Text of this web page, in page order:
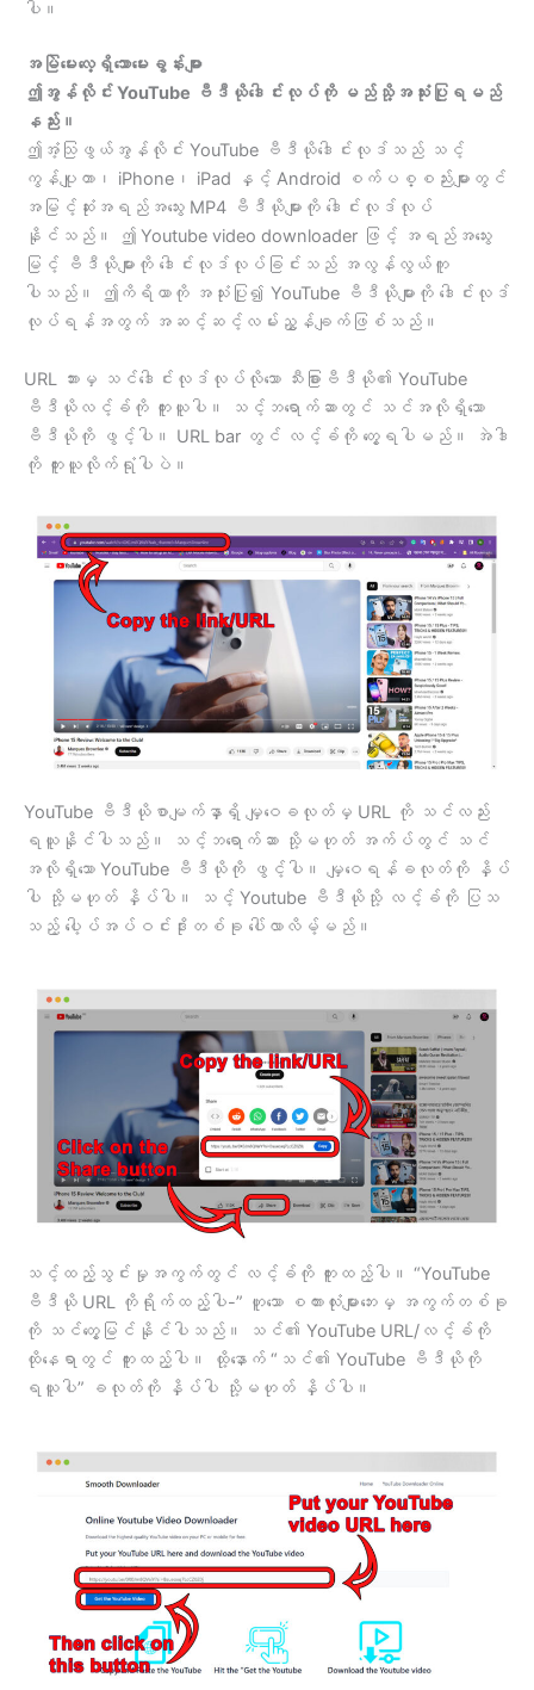
ပါ။
အမြဲမေးလေ့ရှိသောမေးခွန်းများ
ဤအွန်လိုင်း YouTube ဗီဒီယိုဒေါင်းလုပ်ကို မည်သို့အသုံးပြုရမည်
နည်း။
ဤအံ့သြဖွယ်အွန်လိုင်း YouTube ဗီဒီယိုဒေါင်းလုဒ်သည် သင့်
ကွန်ပျူတာ၊ iPhone၊ iPad နှင့် Android စက်ပစ္စည်းများတွင်
အမြင့်ဆုံးအရည်အသွေး MP4 ဗီဒီယိုများကို ဒေါင်းလုဒ်လုပ်
နိုင်သည်။ ဤ Youtube video downloader ဖြင့် အရည်အသွေး
မြင့် ဗီဒီယိုများကို ဒေါင်းလုဒ်လုပ်ခြင်းသည် အလွန်လွယ်ကူ
ပါသည်။ ဤကိရိယာကို အသုံးပြု၍ YouTube ဗီဒီယိုများကို ဒေါင်းလုဒ်
လုပ်ရန်အတွက် အဆင့်ဆင့်လမ်းညွှန်ချက်ဖြစ်သည်။
URL ဘားမှ သင်ဒေါင်းလုဒ်လုပ်လိုသော သီးခြားဗီဒီယို၏ YouTube
ဗီဒီယိုလင့်ခ်ကို ကူးယူပါ။ သင့်ဘရောက်ဆာတွင် သင်အလိုရှိသော
ဗီဒီယိုကို ဖွင့်ပါ။ URL bar တွင် လင့်ခ်ကို တွေ့ရပါမည်။ အဲဒါ
ကို ကူးယူလိုက်ရုံပါပဲ။
YouTube ဗီဒီယိုစာမျက်နှာရှိ မျှဝေခလုတ်မှ URL ကို သင်လည်း
ရယူနိုင်ပါသည်။ သင့်ဘရောက်ဆာ သို့မဟုတ် အက်ပ်တွင် သင်
အလိုရှိသော YouTube ဗီဒီယိုကို ဖွင့်ပါ။ မျှဝေရန်ခလုတ်ကို နှိပ်
ပါ သို့မဟုတ် နှိပ်ပါ။ သင့် Youtube ဗီဒီယိုသို့ လင့်ခ်ကို ပြသ
သည့် ပေါ့ပ်အပ်ဝင်းဒိုးတစ်ခု ပေါ်လာလိမ့်မည်။
သင့်ထည့်သွင်းမှုအကွက်တွင် လင့်ခ်ကို ကူးထည့်ပါ။ “YouTube
ဗီဒီယို URL ကိုရိုက်ထည့်ပါ-” ဟူသော စကားလုံးများဘေးမှ အကွက်တစ်ခု
ကို သင်တွေ့မြင်နိုင်ပါသည်။ သင်၏ YouTube URL/လင့်ခ်ကို
ထိုနေရာတွင် ကူးထည့်ပါ။ ထို့နောက် “သင်၏ YouTube ဗီဒီယိုကို
ရယူပါ” ခလုတ်ကို နှိပ်ပါ သို့မဟုတ် နှိပ်ပါ။